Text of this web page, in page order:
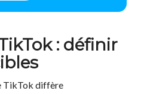
: définir
TikTok diffère